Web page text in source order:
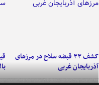
کشف ۳۳ قبضه سلاح در مرزهای
آذربایجان غربی